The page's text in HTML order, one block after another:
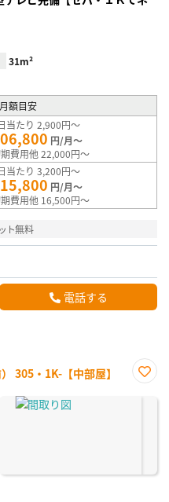
31m²
月額目安
当たり 2,900円～
円/月～
費用他 22,000円～
当たり 3,200円～
円/月～
費用他 16,500円～
ト無料
電話する
305・1K-【中部屋】
に入